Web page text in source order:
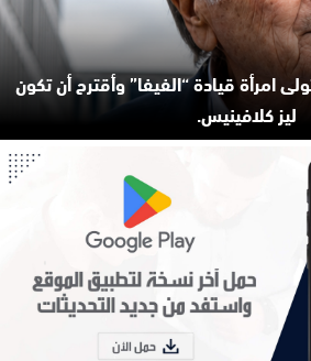
امرأة قيادة “الفيفا” وأقترح أن تكون
ليز كلافينيس.